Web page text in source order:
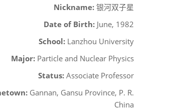
Nickname: 银河双子星
Date of Birth: June, 1982
School: Lanzhou University
Major: Particle and Nuclear Physics
Status: Associate Professor
Gannan, Gansu Province, P. R.
China